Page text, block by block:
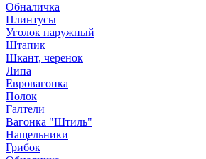
Обналичка
Плинтусы
Уголок наружный
Штапик
Шкант, черенок
Липа
Евровагонка
Полок
Галтели
Вагонка "Штиль"
Нащельники
Грибок